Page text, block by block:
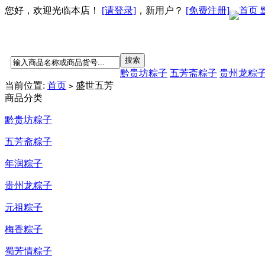
您好，欢迎光临本店！ [请登录] ，新用户？ [免费注册] 首页
黔贵坊粽子 五芳斋粽子 贵州龙粽
当前位置: 首页 > 盛世五芳
商品分类
黔贵坊粽子
五芳斋粽子
年润粽子
贵州龙粽子
元祖粽子
梅香粽子
蜀芳情粽子